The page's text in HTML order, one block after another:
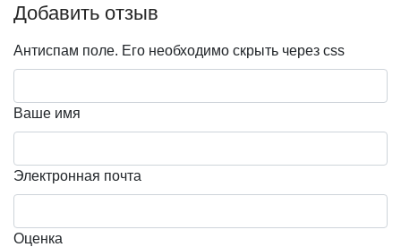
бар
Событие
деловая встреча день рождения
корпоратив
юбилей
Добавить отзыв
Антиспам поле. Его необходимо скрыть через css
Ваше имя
Электронная почта
Оценка